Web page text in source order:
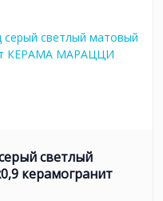
светлый
керамогранит